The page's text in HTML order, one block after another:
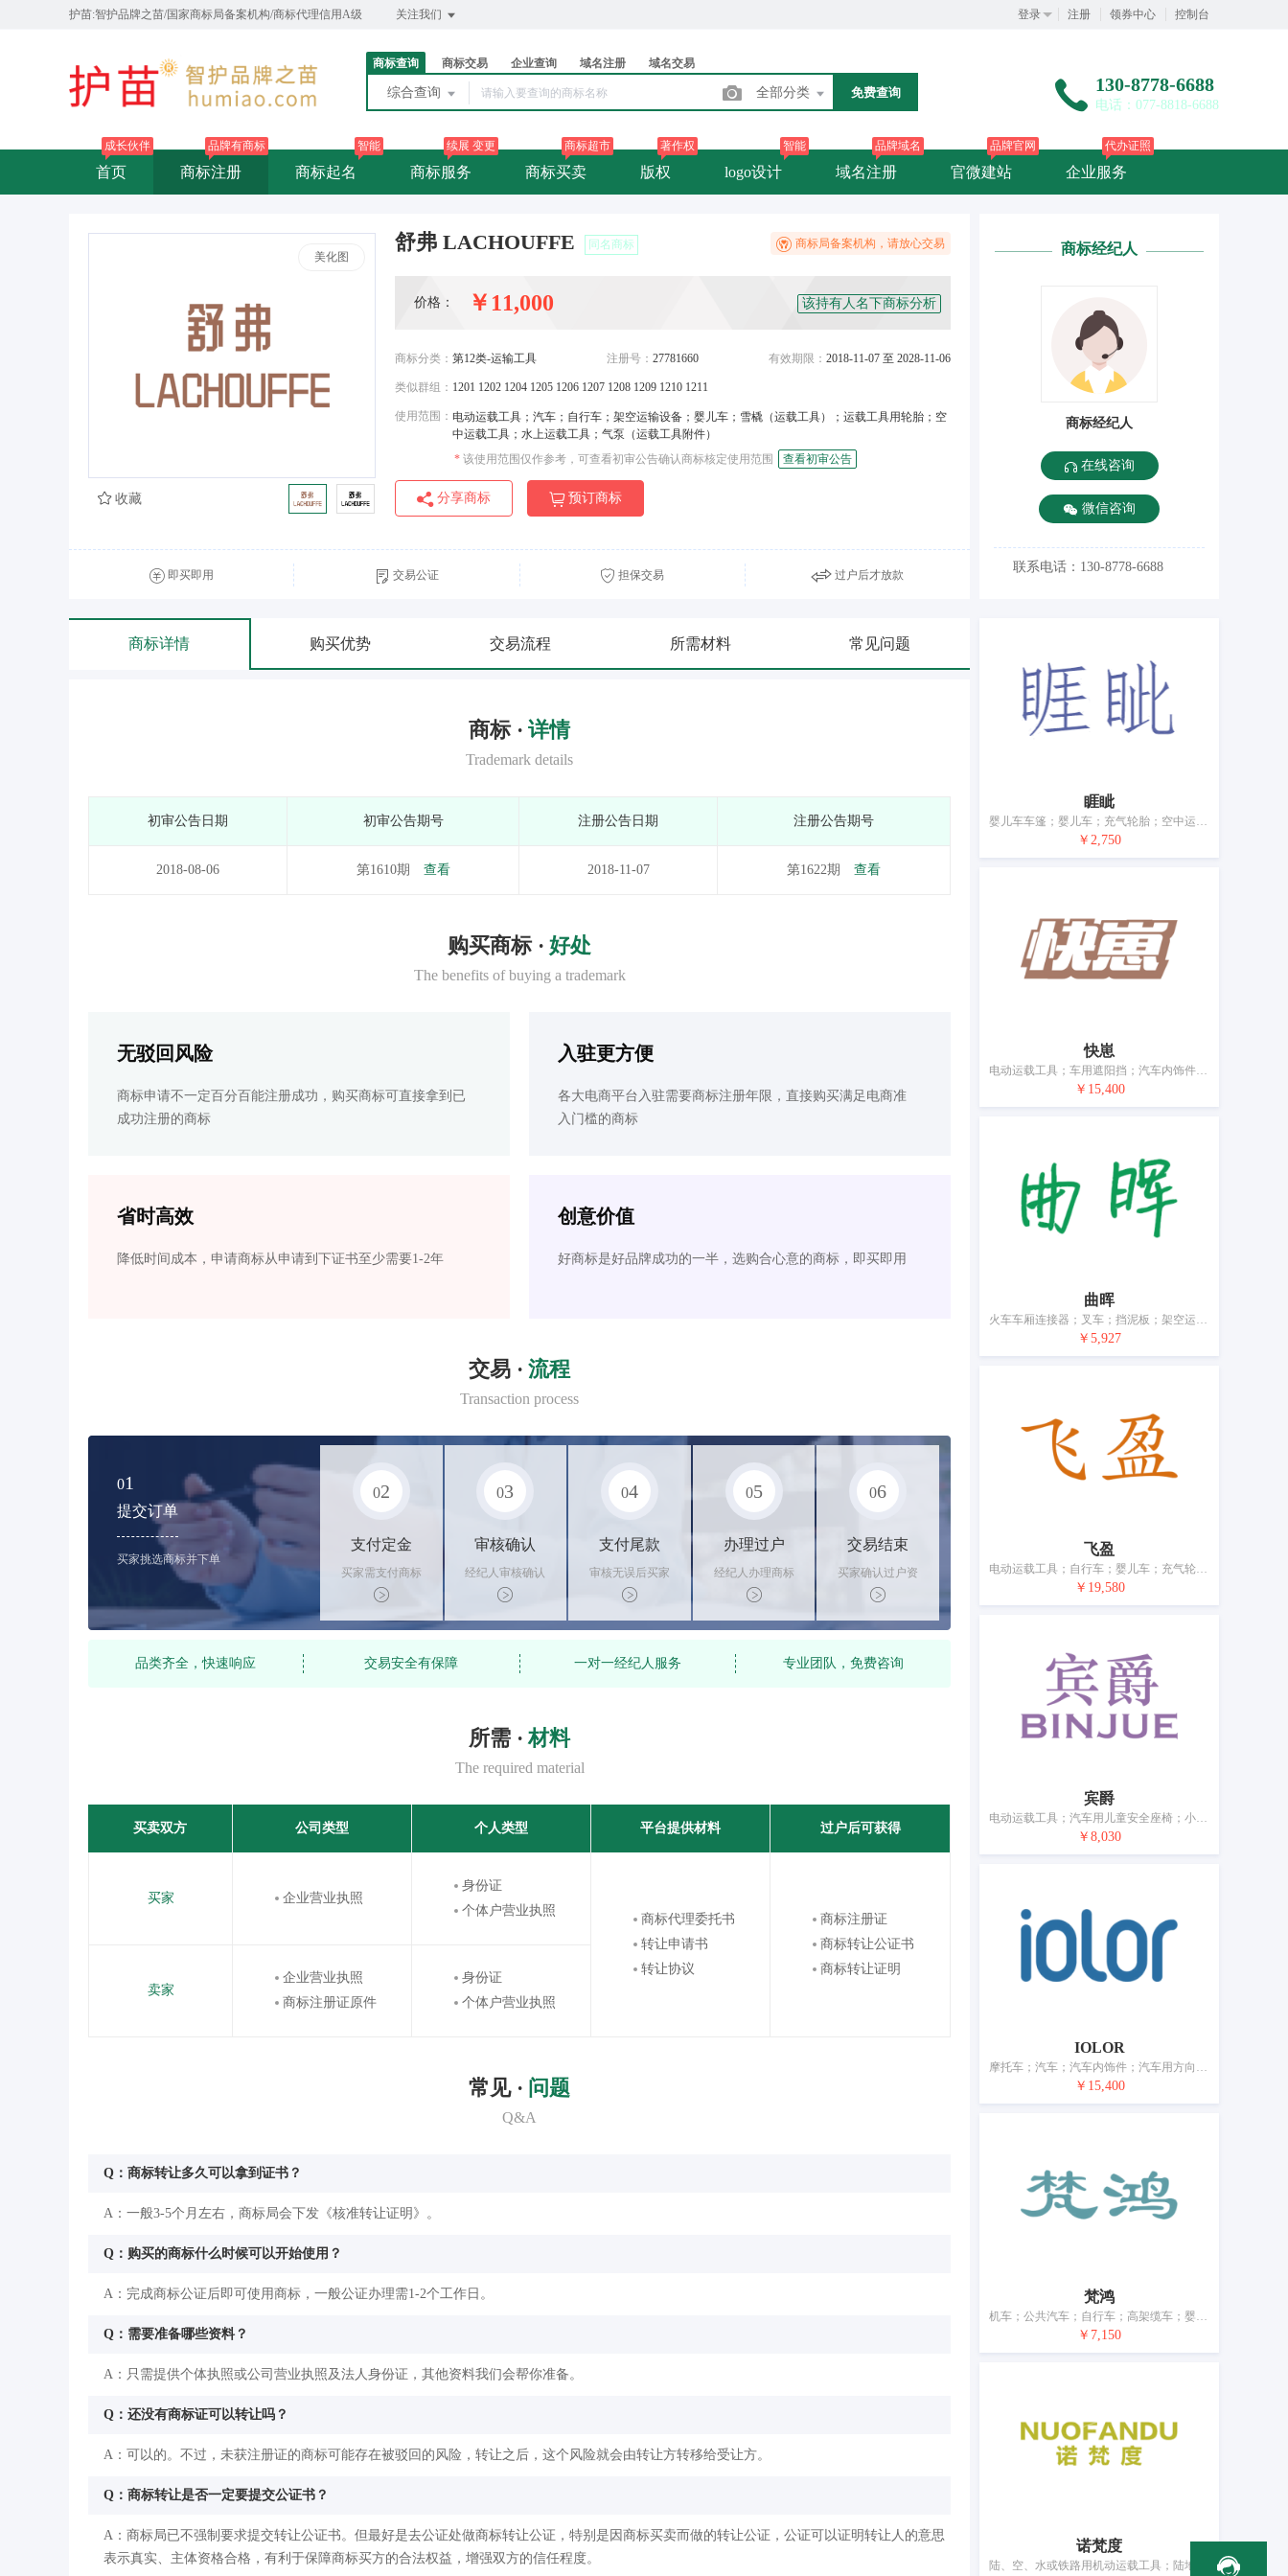
护苗:智护品牌之苗/国家商标局备案机构/商标代理信用A级 关注我们 登录 注册 领券中心 控制台
商标查询 商标交易 企业查询 域名注册 域名交易
综合查询 全部分类 免费查询 130-8778-6688
电话：077-8818-6688
首页
成长伙伴
商标注册
品牌有商标
商标起名
智能
商标服务
续展 变更
商标买卖
商标超市
版权
著作权
logo设计
智能
域名注册
品牌域名
官微建站
品牌官网
企业服务
代办证照
美化图
舒弗 LACHOUFFE 同名商标 商标局备案机构，请放心交易
价格： ￥11,000 该持有人名下商标分析
商标分类： 第12类-运输工具 注册号： 27781660 有效期限： 2018-11-07 至 2028-11-06
类似群组： 1201 1202 1204 1205 1206 1207 1208 1209 1210 1211
使用范围： 电动运载工具；汽车；自行车；架空运输设备；婴儿车；雪橇（运载工具）；运载工具用轮胎；空
中运载工具；水上运载工具；气泵（运载工具附件）
* 该使用范围仅作参考，可查看初审公告确认商标核定使用范围 查看初审公告
分享商标 预订商标
收藏
即买即用 交易公证 担保交易 过户后才放款
商标详情 购买优势 交易流程 所需材料 常见问题
商标 · 详情
Trademark details
初审公告日期 初审公告期号 注册公告日期 注册公告期号
2018-08-06 第1610期 查看 2018-11-07 第1622期 查看
购买商标 · 好处
The benefits of buying a trademark
无驳回风险
商标申请不一定百分百能注册成功，购买商标可直接拿到已
成功注册的商标
入驻更方便
各大电商平台入驻需要商标注册年限，直接购买满足电商准
入门槛的商标
省时高效
降低时间成本，申请商标从申请到下证书至少需要1-2年
创意价值
好商标是好品牌成功的一半，选购合心意的商标，即买即用
交易 · 流程
Transaction process
01
提交订单
买家挑选商标并下单
02
支付定金
买家需支付商标
标价的10%的购
买订金
03
审核确认
经纪人审核确认
商标状态
04
支付尾款
审核无误后买家
支付尾款，卖家
办理相关手续
05
办理过户
经纪人办理商标
转让手续，交付
相关证书
06
交易结束
买家确认过户资
料后，平台解冻
资金支付卖家
品类齐全，快速响应 交易安全有保障 一对一经纪人服务 专业团队，免费咨询
所需 · 材料
The required material
买卖双方 公司类型 个人类型 平台提供材料 过户后可获得
买家 企业营业执照
身份证
个体户营业执照
商标代理委托书
转让申请书
转让协议
商标注册证
商标转让公证书
商标转让证明
卖家
企业营业执照
商标注册证原件
身份证
个体户营业执照
常见 · 问题
Q&A
Q：商标转让多久可以拿到证书？
A：一般3-5个月左右，商标局会下发《核准转让证明》。
Q：购买的商标什么时候可以开始使用？
A：完成商标公证后即可使用商标，一般公证办理需1-2个工作日。
Q：需要准备哪些资料？
A：只需提供个体执照或公司营业执照及法人身份证，其他资料我们会帮你准备。
Q：还没有商标证可以转让吗？
A：可以的。不过，未获注册证的商标可能存在被驳回的风险，转让之后，这个风险就会由转让方转移给受让方。
Q：商标转让是否一定要提交公证书？
A：商标局已不强制要求提交转让公证书。但最好是去公证处做商标转让公证，特别是因商标买卖而做的转让公证，公证可以证明转让人的意思
表示真实、主体资格合格，有利于保障商标买方的合法权益，增强双方的信任程度。
商标经纪人
商标经纪人
在线咨询
微信咨询
联系电话：130-8778-6688
睚眦
婴儿车车篷；婴儿车；充气轮胎；空中运载工具
￥2,750
快崽
电动运载工具；车用遮阳挡；汽车内饰件；电动摩托车；自行车；婴儿车；运载工具用轮胎；民用无人机；游艇；儿童安全座（运载工具用）
￥15,400
曲晖
火车车厢连接器；叉车；挡泥板；架空运输设备；手摇车；马车；充气轮胎的内胎；空中运载工具；船；气泵（运载工具附件）
￥5,927
飞盈
电动运载工具；自行车；婴儿车；充气轮胎；自行车车胎；儿童安全座（运载工具用）；气泵（运载工具附件）；运载工具内装饰品；运载工具方向盘罩
￥19,580
宾爵
电动运载工具；汽车用儿童安全座椅；小汽车；汽车内饰件；助力车；自行车；婴儿车；手推车；气垫船；运载工具内装饰品
￥8,030
IOLOR
摩托车；汽车；汽车内饰件；汽车用方向盘套；电动三轮车；自行车；婴儿车；汽车轮胎；儿童安全座（运载工具用）；运载工具专用座椅套
￥15,400
梵鸿
机车；公共汽车；自行车；高架缆车；婴儿车；公共马车；汽车轮胎；飞机；船；运载工具轮胎用防滑装置
￥7,150
诺梵度